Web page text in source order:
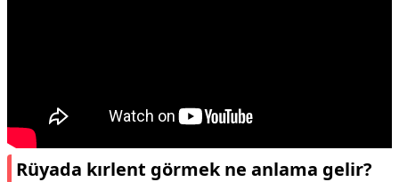
Rüyada kırlent görmek ne anlama gelir?